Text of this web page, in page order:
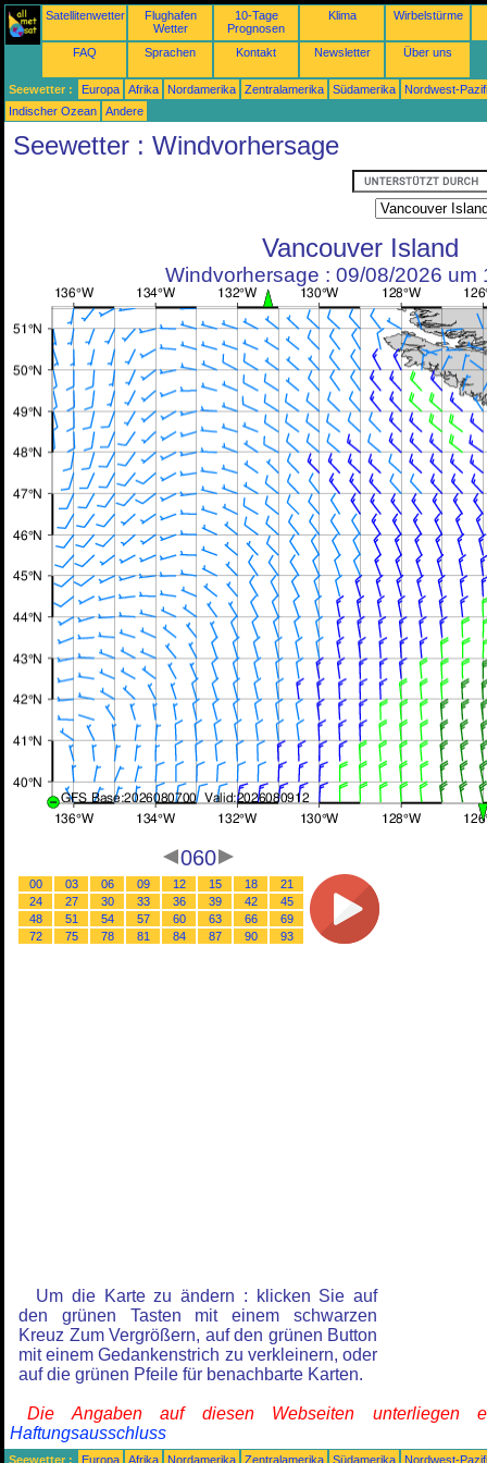
Satellitenwetter
Flughafen
Wetter
10-Tage
Prognosen
Klima Wirbelstürme
FAQ Sprachen Kontakt Newsletter Über uns
Seewetter : Europa Afrika Nordamerika Zentralamerika Südamerika
Nordwest-
Indischer Ozean
Andere
Seewetter : Windvorhersage
Vancouver Island
Windvorhersage : 09/08/2026 um
060
00 03 06 09 12 15 18
21
24
27 30 33 36 39 42
45
48
51 54 57 60 63 66
69
72
75 78 81 84 87 90 93
Um die Karte zu ändern : klicken Sie auf
den grünen Tasten mit einem schwarzen
Kreuz Zum Vergrößern, auf den grünen Button
mit einem Gedankenstrich zu verkleinern, oder
auf die grünen Pfeile für benachbarte Karten.
Die Angaben auf diesen Webseiten unterliegen
Haftungsausschluss
Seewetter : Europa Afrika Nordamerika Zentralamerika Südamerika
Nordwest-